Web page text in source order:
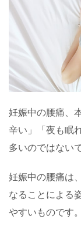
妊娠中の腰痛、
辛い」「夜も眠
多いのではない
妊娠中の腰痛は
なることによる
やすいものです。